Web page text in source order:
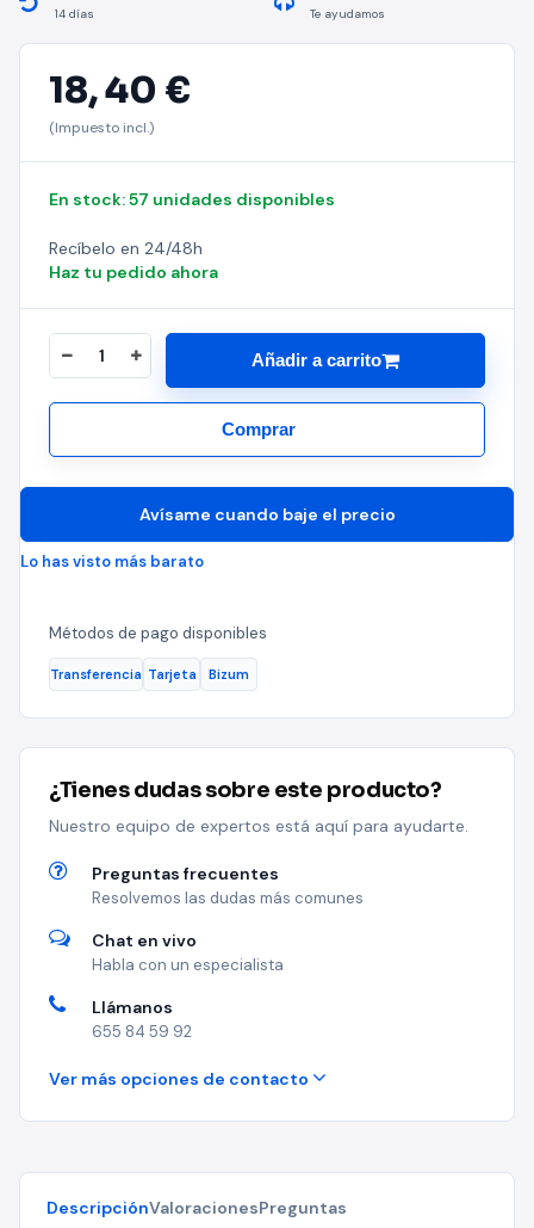
14 días Te ayudamos
18,40 €
(Impuesto incl.)
En stock: 57 unidades disponibles
Recíbelo en 24/48h
Haz tu pedido ahora
Añadir a carrito
Comprar
Avísame cuando baje el precio
Lo has visto más barato
Métodos de pago disponibles
Transferencia Tarjeta Bizum
¿Tienes dudas sobre este producto?
Nuestro equipo de expertos está aquí para ayudarte.
Preguntas frecuentes
Resolvemos las dudas más comunes
Chat en vivo
Habla con un especialista
Llámanos
655 84 59 92
Ver más opciones de contacto
DescripciónValoracionesPreguntas